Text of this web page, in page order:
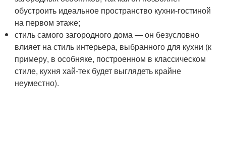
обустроить идеальное пространство кухни-гостиной
на первом этаже;
стиль самого загородного дома — он безусловно
влияет на стиль интерьера, выбранного для кухни (к
примеру, в особняке, построенном в классическом
стиле, кухня хай-тек будет выглядеть крайне
неуместно).